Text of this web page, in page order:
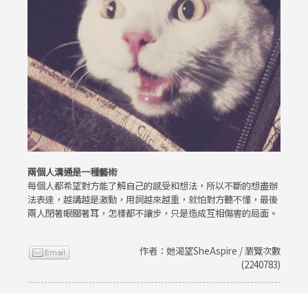
兩個人溝通是一種藝術
每個人都希望對方能了解自己的感受和想法，所以不斷的想盡辦
法表達，越講越是激動，用詞越來越重，就怕對方聽不懂，最後
兩人閉著眼關著耳，怎樣都不讓步，只是造成互相傷害的局面。
作者：她渴望SheAspire / 瀏覽次數
(2240783)